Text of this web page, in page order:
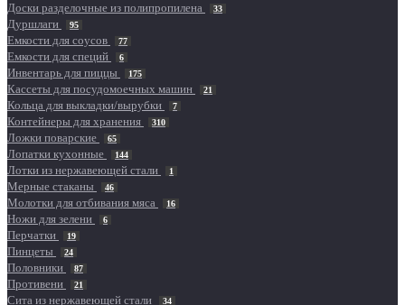
Доски разделочные из полипропилена 33
Дуршлаги 95
Емкости для соусов 77
Емкости для специй 6
Инвентарь для пиццы 175
Кассеты для посудомоечных машин 21
Кольца для выкладки/вырубки 7
Контейнеры для хранения 310
Ложки поварские 65
Лопатки кухонные 144
Лотки из нержавеющей стали 1
Мерные стаканы 46
Молотки для отбивания мяса 16
Ножи для зелени 6
Перчатки 19
Пинцеты 24
Половники 87
Противени 21
Сита из нержавеющей стали 34